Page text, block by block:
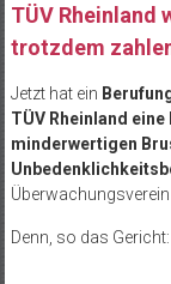
TÜV Rheinland
trotzdem
Jetzt hat ein
TÜV Rheinland
minderwertigen
Überwachungsverein
Denn, so das Gericht: